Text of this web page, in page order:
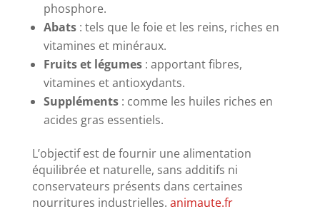
phosphore.
Abats: tels que le foie et les reins, riches en
vitamines et minéraux.
Fruits et légumes: apportant fibres,
vitamines et antioxydants.
Suppléments: comme les huiles riches en
acides gras essentiels.
L’objectif est de fournir une alimentation
équilibrée et naturelle, sans additifs ni
conservateurs présents dans certaines
nourritures industrielles. animaute.fr